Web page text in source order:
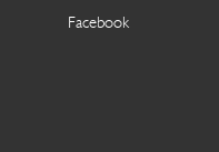
Facebook